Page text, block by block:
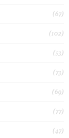
(67)
(102)
(53)
(73)
(69)
(77)
(47)